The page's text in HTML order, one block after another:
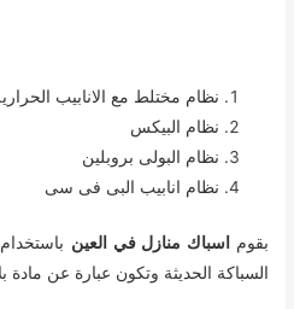
نظام مختلط مع الانابيب
نظام البيكس
نظام البولى بروبلين
نظام انابيب البى فى سى
بقوم اسباك منازل في العين
السباكة الحديثة وتكون عبارة عن مادة